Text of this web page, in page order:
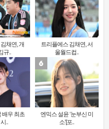
채연, 개
규..
트리플에스 김채연, 서
울월드컵..
..
엔믹스 설윤 ‘눈부신 미
소’[포..